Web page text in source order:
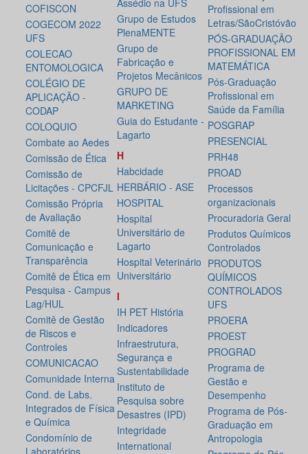
COFISCON
COGECOM 2022
UFS
COLECAO
ENTOMOLOGICA
COLÉGIO DE
APLICAÇÃO -
CODAP
COLOQUIO
Combate ao Aedes
Comissão de Ética
Comissão de
Licitações - CPCFJL
Comissão Própria
de Avaliação
Comitê de
Comunicação e
Transparência
Comitê de Ética em
Pesquisa - Campus
Lag/HUL
Comitê de Gestão
de Riscos e
Controles
COMUNICACAO
Comunidade Interna
Cond. de Labs.
Integrados de Física
e Química
Condomínio de
Assédio na UFS
Grupo de Estudos
PlenaMENTE
Grupo de
Fabricação e
Projetos Mecânicos
GRUPO DE
MARKETING
Guia do Estudante -
Lagarto
H
Habcidade
HERBÁRIO - ASE
HOSPITAL
Hospital
Universitário de
Lagarto
Hospital Veterinário
Universitário
I
IH PET História
Indicadores
Infraestrutura,
Segurança e
Sustentabilidade
Instituto de
Pesquisa sobre
Desastres (IPD)
Integridade
International
Profissional em
Letras/SãoCristóvão
PÓS-GRADUAÇÃO
PROFISSIONAL EM
MATEMÁTICA
Pós-Graduação
Profissional em
Saúde da Família
POSGRAP
PRESENCIAL
PRH48
PROAD
Processos
organizacionais
Procuradoria Geral
Produtos Químicos
Controlados
PRODUTOS
QUÍMICOS
CONTROLADOS
UFS
PROERA
PROEST
PROGRAD
Programa de
Gestão e
Desempenho
Programa de Pós-
Graduação em
Antropologia